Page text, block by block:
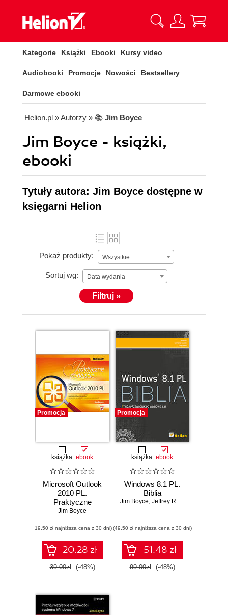
Kategorie Książki Ebooki Kursy video
Audiobooki Promocje Nowości Bestsellery
Darmowe ebooki
Helion.pl » Autorzy » 📚 Jim Boyce
Jim Boyce - książki,
ebooki
Tytuły autora: Jim Boyce dostępne w
księgarni Helion
Pokaż produkty: Wszystkie
Sortuj wg: Data wydania
Filtruj »
Promocja
książka ebook
Microsoft Outlook
2010 PL.
Praktyczne
podejście
Jim Boyce
(19,50 zł najniższa cena z 30 dni)
20.28 zł
39.00zł (-48%)
Promocja
książka ebook
Windows 8.1 PL.
Biblia
Jim Boyce, Jeffrey R. Shapiro
(49,50 zł najniższa cena z 30 dni)
51.48 zł
99.00zł (-48%)